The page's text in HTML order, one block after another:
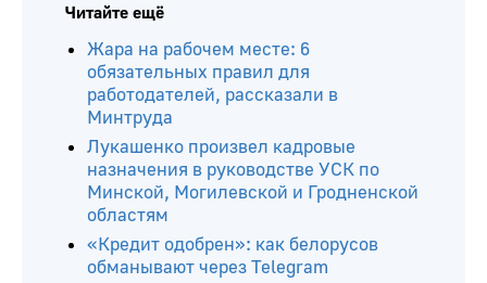
Читайте ещё
Жара на рабочем месте: 6
обязательных правил для
работодателей, рассказали в
Минтруда
Лукашенко произвел кадровые
назначения в руководстве УСК по
Минской, Могилевской и Гродненской
областям
«Кредит одобрен»: как белорусов
обманывают через Telegram